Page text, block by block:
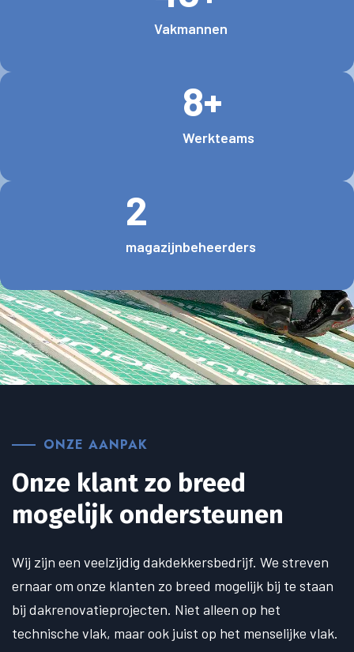
Vakmannen
8+
Werkteams
2
magazijnbeheerders
ONZE AANPAK
Onze klant zo breed
mogelijk ondersteunen
Wij zijn een veelzijdig dakdekkersbedrijf. We streven
ernaar om onze klanten zo breed mogelijk bij te staan
bij dakrenovatieprojecten. Niet alleen op het
technische vlak, maar ook juist op het menselijke vlak.